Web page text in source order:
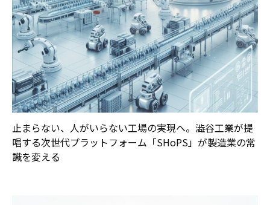
止まらない、人がいらない工場の実現へ。澁谷工業が提
唱する次世代プラットフォーム「SHoPS」が製造業の常
識を変える